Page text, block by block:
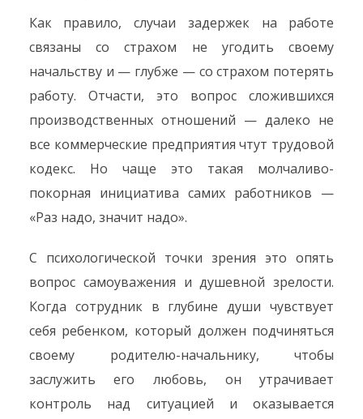
Как правило, случаи задержек на работе
связаны со страхом не угодить своему
начальству и — глубже — со страхом потерять
работу. Отчасти, это вопрос сложившихся
производственных отношений — далеко не
все коммерческие предприятия чтут трудовой
кодекс. Но чаще это такая молчаливо-
покорная инициатива самих работников —
«Раз надо, значит надо».
С психологической точки зрения это опять
вопрос самоуважения и душевной зрелости.
Когда сотрудник в глубине души чувствует
себя ребенком, который должен подчиняться
своему родителю-начальнику, чтобы
заслужить его любовь, он утрачивает
контроль над ситуацией и оказывается